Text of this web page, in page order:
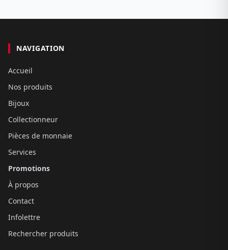
NAVIGATION
Accueil
Nos produits
Bijoux
Collectionneur
Pièces de monnaie
Services
Promotions
À propos
Contact
Infolettre
Rechercher produits